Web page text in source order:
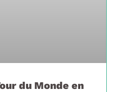
du Monde en